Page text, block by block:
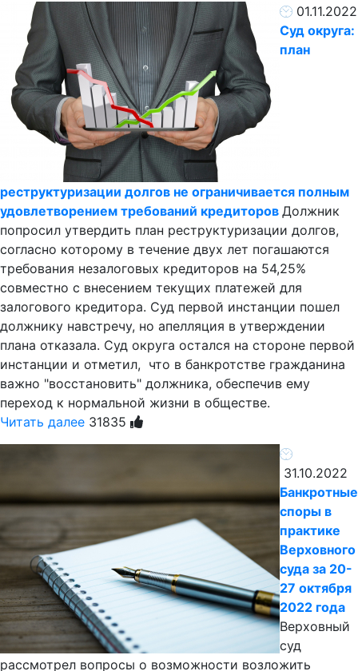
01.11.2022
Суд округа:
план
реструктуризации долгов не ограничивается полным
удовлетворением требований кредиторов Должник
попросил утвердить план реструктуризации долгов,
согласно которому в течение двух лет погашаются
требования незалоговых кредиторов на 54,25%
совместно с внесением текущих платежей для
залогового кредитора. Суд первой инстанции пошел
должнику навстречу, но апелляция в утверждении
плана отказала. Суд округа остался на стороне первой
инстанции и отметил, что в банкротстве гражданина
важно "восстановить" должника, обеспечив ему
переход к нормальной жизни в обществе.
Читать далее 31835
31.10.2022
Банкротные
споры в
практике
Верховного
суда за 20-
27 октября
2022 года
Верховный
суд
рассмотрел вопросы о возможности возложить